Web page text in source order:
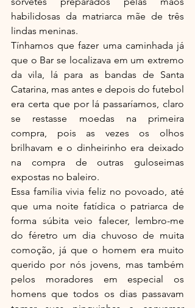
habilidosas da matriarca mãe de três
lindas meninas.
Tínhamos que fazer uma caminhada já
que o Bar se localizava em um extremo
da vila, lá para as bandas de Santa
Catarina, mas antes e depois do futebol
era certa que por lá passaríamos, claro
se restasse moedas na primeira
compra, pois as vezes os olhos
brilhavam e o dinheirinho era deixado
na compra de outras guloseimas
expostas no baleiro.
Essa família vivia feliz no povoado, até
que uma noite fatídica o patriarca de
forma súbita veio falecer, lembro-me
do féretro um dia chuvoso de muita
comoção, já que o homem era muito
querido por nós jovens, mas também
pelos moradores em especial os
homens que todos os dias passavam